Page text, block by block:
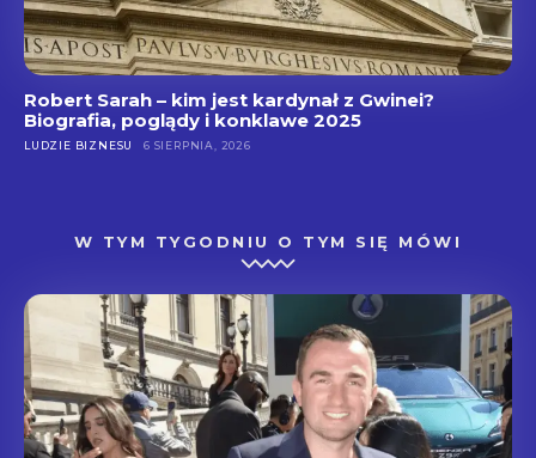
Robert Sarah – kim jest kardynał z Gwinei?
Biografia, poglądy i konklawe 2025
LUDZIE BIZNESU 6 SIERPNIA, 2026
W TYM TYGODNIU O TYM SIĘ MÓWI